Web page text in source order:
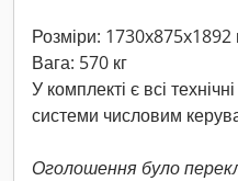
Розміри:
Вага: 570 кг
У комплекті є всі
системи числовим
Оголошення було